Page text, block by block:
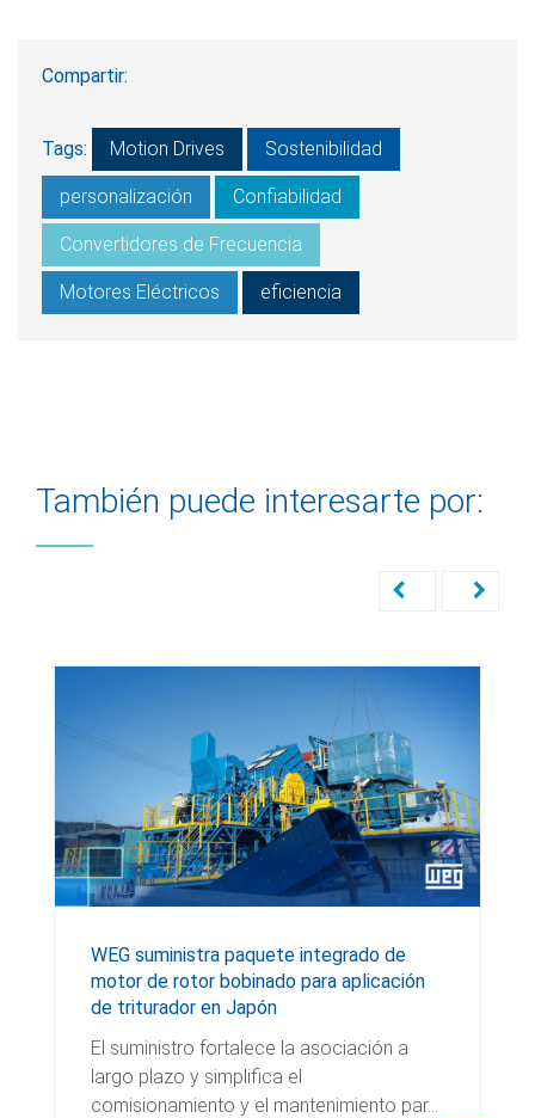
Compartir:
Tags: Motion Drives Sostenibilidad
personalización Confiabilidad
Convertidores de Frecuencia
Motores Eléctricos eficiencia
También puede interesarte por:
WEG suministra paquete integrado de
motor de rotor bobinado para aplicación
de triturador en Japón
El suministro fortalece la asociación a
largo plazo y simplifica el
comisionamiento y el mantenimiento par…